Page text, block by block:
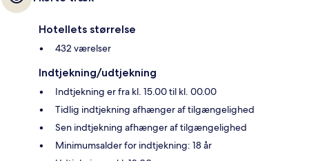
Hotellets størrelse
432 værelser
Indtjekning/udtjekning
Indtjekning er fra kl. 15.00 til kl. 00.00
Tidlig indtjekning afhænger af tilgængelighed
Sen indtjekning afhænger af tilgængelighed
Minimumsalder for indtjekning: 18 år